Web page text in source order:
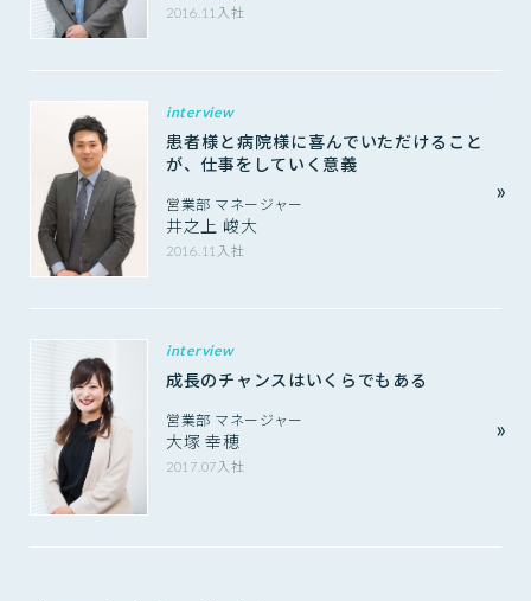
2016.11入社
interview
患者様と病院様に喜んでいただけること
が、仕事をしていく意義
営業部 マネージャー
井之上 峻大
2016.11入社
interview
成長のチャンスはいくらでもある
営業部 マネージャー
大塚 幸穂
2017.07入社